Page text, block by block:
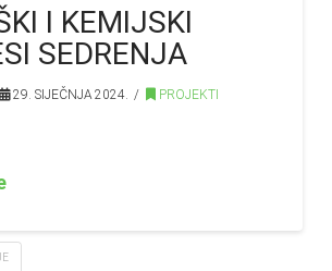
I KEMIJSKI
SEDRENJA
29. SIJEČNJA 2024. PROJEKTI